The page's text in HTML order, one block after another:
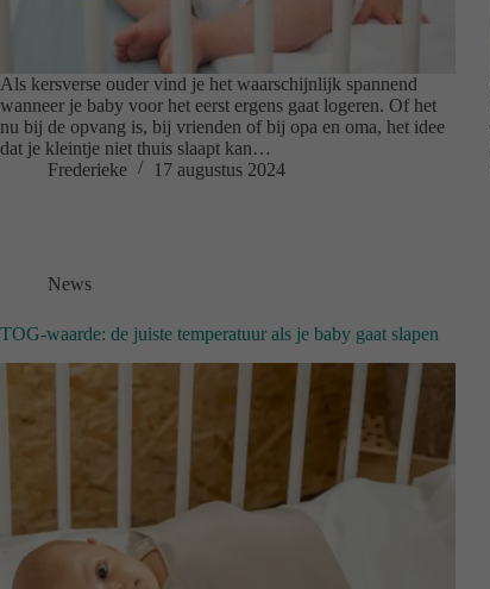
Als kersverse ouder vind je het waarschijnlijk spannend
wanneer je baby voor het eerst ergens gaat logeren. Of het
nu bij de opvang is, bij vrienden of bij opa en oma, het idee
dat je kleintje niet thuis slaapt kan…
Frederieke
17 augustus 2024
News
TOG-waarde: de juiste temperatuur als je baby gaat slapen